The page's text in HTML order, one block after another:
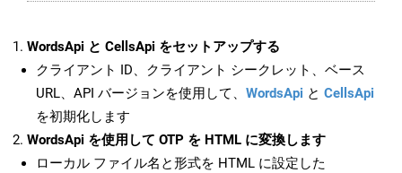
WordsApi と CellsApi をセットアップする
クライアント ID、クライアント シークレット、ベース
URL、API バージョンを使用して、 WordsApi と CellsApi
を初期化します
WordsApi を使用して OTP を HTML に変換します
ローカル ファイル名と形式を HTML に設定した